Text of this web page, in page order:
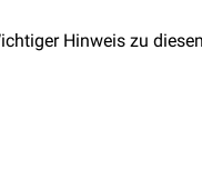
Hinweis zu